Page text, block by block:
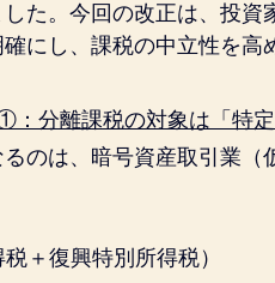
た。今回の改正は、投資
にし、課税の中立性を高
分離課税の対象は「特定
のは、暗号資産取引業
＋復興特別所得税）